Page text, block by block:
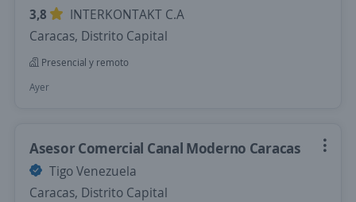
3,8
INTERKONTAKT C.A
Caracas, Distrito Capital
Presencial y remoto
Ayer
Asesor Comercial Canal Moderno Caracas
Tigo Venezuela
Caracas, Distrito Capital